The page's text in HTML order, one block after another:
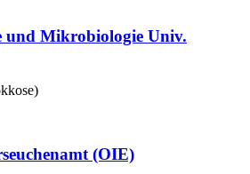
und Mikrobiologie Univ.
(OIE)